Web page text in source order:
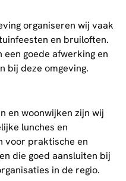
organiseren wij vaak
en bruiloften.
goede afwerking en
bij deze omgeving.
en woonwijken zijn wij
lunches en
voor praktische en
die goed aansluiten bij
in de regio.